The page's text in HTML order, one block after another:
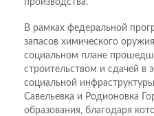
производства.
В рамках федеральной
запасов химического
социальном плане
строительством и сдачей в
социальной
Савельевка и Родионовка
образования, благодаря